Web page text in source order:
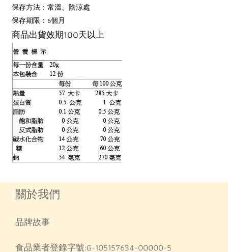
保存方法：常溫、陰涼處
保存期限： 6個月
商品出貨效期100天以上
關於我們
品牌故事
食品業者登錄字號:G-105157634-00000-5